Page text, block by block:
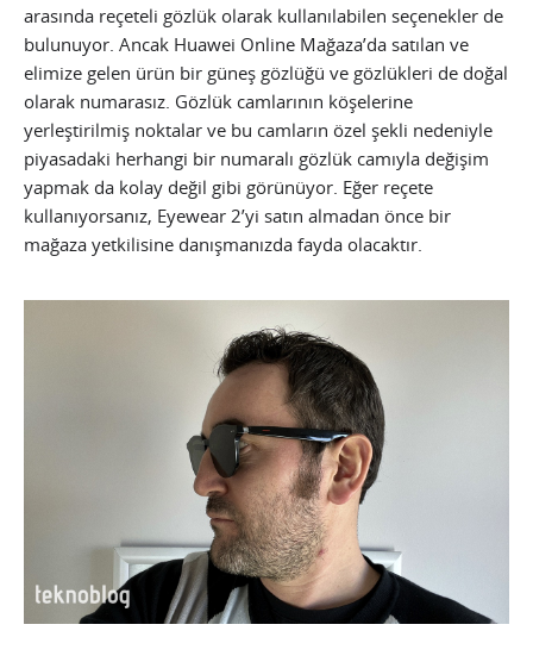
arasında reçeteli gözlük olarak kullanılabilen seçenekler de
bulunuyor. Ancak Huawei Online Mağaza’da satılan ve
elimize gelen ürün bir güneş gözlüğü ve gözlükleri de doğal
olarak numarasız. Gözlük camlarının köşelerine
yerleştirilmiş noktalar ve bu camların özel şekli nedeniyle
piyasadaki herhangi bir numaralı gözlük camıyla değişim
yapmak da kolay değil gibi görünüyor. Eğer reçete
kullanıyorsanız, Eyewear 2’yi satın almadan önce bir
mağaza yetkilisine danışmanızda fayda olacaktır.